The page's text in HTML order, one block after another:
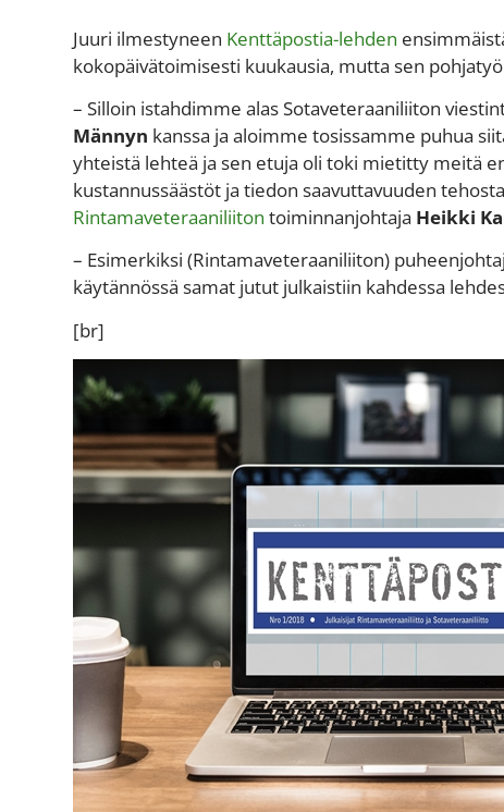
Juuri ilmestyneen Kenttäpostia-lehden
kokopäivätoimisesti kuukausia, mutta sen
– Silloin istahdimme alas Sotaveteraaniliiton
Männyn kanssa ja aloimme tosissamme puhua
yhteistä lehteä ja sen etuja oli toki mietitty meitä
kustannussäästöt ja tiedon saavuttavuuden
Rintamaveteraaniliiton toiminnanjohtaja Heikki
– Esimerkiksi (Rintamaveteraaniliiton)
käytännössä samat jutut julkaistiin kahdessa
[br]